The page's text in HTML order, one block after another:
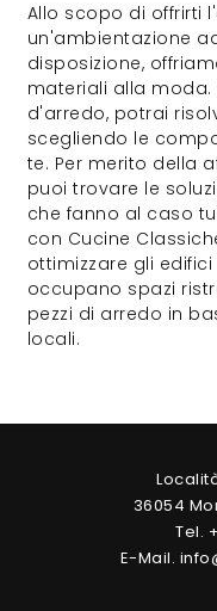
Allo scopo di offrirti
un'ambientazione
disposizione,
materiali alla
d'arredo, potrai
scegliendo le
te. Per merito della
puoi trovare le
che fanno al caso
con Cucine
ottimizzare gli
occupano spazi
pezzi di arredo in
locali.
36054
Tel.
E-Mail.